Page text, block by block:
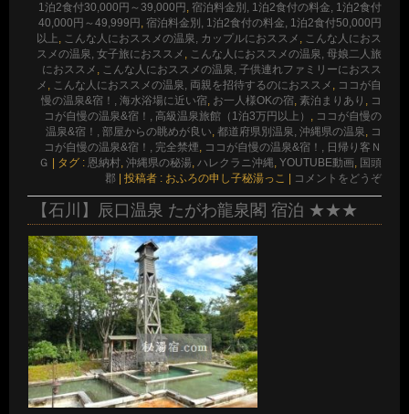
1泊2食付30,000円～39,000円 , 宿泊料金別, 1泊2食付の料金, 1泊2食付
40,000円～49,999円 , 宿泊料金別, 1泊2食付の料金, 1泊2食付50,000円
以上, こんな人におススメの温泉, カップルにおススメ , こんな人におス
スメの温泉, 女子旅におススメ , こんな人におススメの温泉, 母娘二人旅
におススメ , こんな人におススメの温泉, 子供連れファミリーにおスス
メ , こんな人におススメの温泉, 両親を招待するのにおススメ , ココが自
慢の温泉&宿！, 海水浴場に近い宿, お一人様OKの宿, 素泊まりあり , コ
コが自慢の温泉&宿！, 高級温泉旅館（1泊3万円以上） , ココが自慢の
温泉&宿！, 部屋からの眺めが良い, 都道府県別温泉, 沖縄県の温泉, コ
コが自慢の温泉&宿！, 完全禁煙, ココが自慢の温泉&宿！, 日帰り客Ｎ
Ｇ
タグ : 恩納村, 沖縄県の秘湯, ハレクラニ沖縄, YOUTUBE動画, 国頭
郡
投稿者 : おふろの申し子秘湯っこ コメントをどうぞ
【石川】辰口温泉 たがわ龍泉閣 宿泊 ★★★